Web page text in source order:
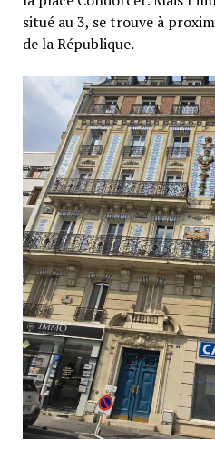
situé au 3, se trouve à
de la République.